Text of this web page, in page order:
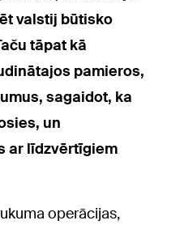
valstij būtisko
tāpat kā
pamieros,
sagaidot, ka
un
ar līdzvērtīgiem
operācijas,